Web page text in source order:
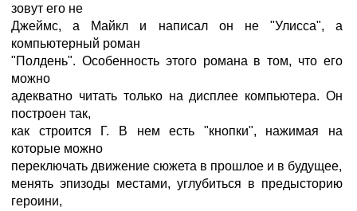
зовут его не
Джеймс, а Майкл и написал он не "Улисса", а
компьютерный роман
"Полдень". Особенность этого романа в том, что его
можно
адекватно читать только на дисплее компьютера. Он
построен так,
как строится Г. В нем есть "кнопки", нажимая на
которые можно
переключать движение сюжета в прошлое и в будущее,
менять эпизоды местами, углубиться в предысторию
героини,